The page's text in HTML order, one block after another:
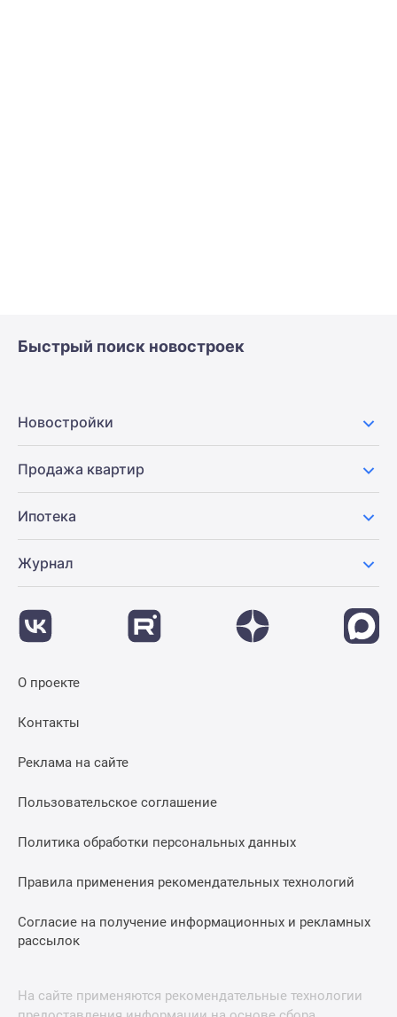
Быстрый поиск новостроек
Новостройки
Продажа квартир
Ипотека
Журнал
О проекте
Контакты
Реклама на сайте
Пользовательское соглашение
Политика обработки персональных данных
Правила применения рекомендательных технологий
Согласие на получение информационных и рекламных
рассылок
На сайте применяются рекомендательные технологии